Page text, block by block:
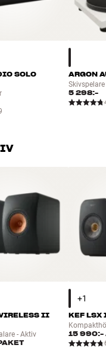
SOLO
ARGON
Skivspelare
5 298:-
II
- Aktiv
KEF LSX
15 990:-